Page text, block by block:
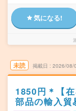
気になる!
未読 掲載日 2026/08/
1850円＊【
部品の輸入貿